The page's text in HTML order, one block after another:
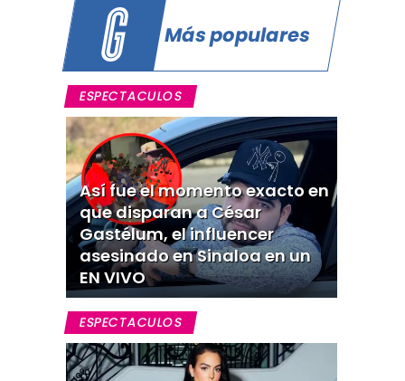
Más populares
ESPECTACULOS
Así fue el momento exacto en
que disparan a César
Gastélum, el influencer
asesinado en Sinaloa en un
EN VIVO
ESPECTACULOS